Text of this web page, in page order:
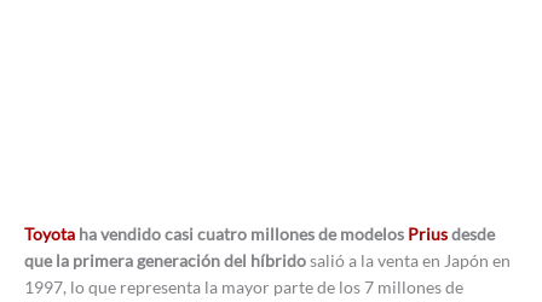
Toyota ha vendido casi cuatro millones de modelos Priusdesde
que la primera generación del híbridosalió a la venta en Japón en
1997, lo que representa la mayor parte de los 7 millones de